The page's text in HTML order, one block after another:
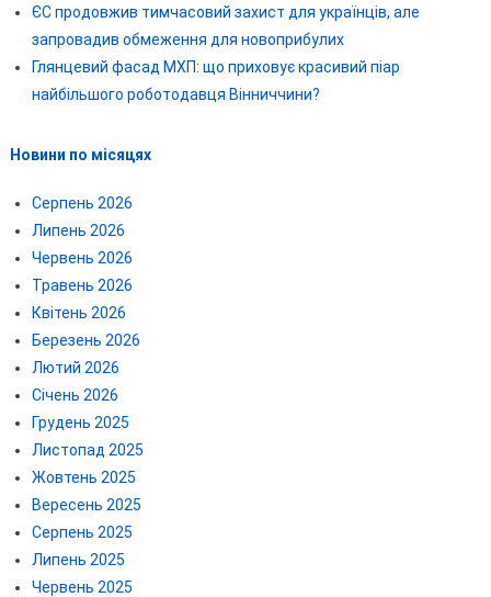
ЄС продовжив тимчасовий захист для українців, але
запровадив обмеження для новоприбулих
Глянцевий фасад МХП: що приховує красивий піар
найбільшого роботодавця Вінниччини?
Новини по місяцях
Серпень 2026
Липень 2026
Червень 2026
Травень 2026
Квітень 2026
Березень 2026
Лютий 2026
Січень 2026
Грудень 2025
Листопад 2025
Жовтень 2025
Вересень 2025
Серпень 2025
Липень 2025
Червень 2025